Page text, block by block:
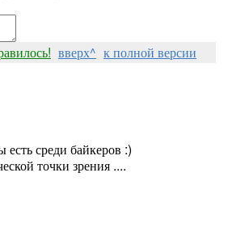
вверх^ к полной версии
есть среди байкеров :)
точки зрения ....